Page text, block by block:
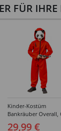
FÜR IHRE
Kinder-Kostüm
Bankräuber Overall,
152-164
29,99 €